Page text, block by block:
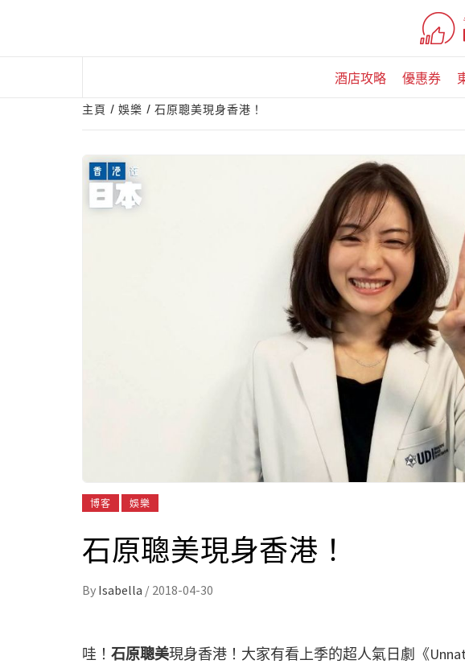
酒店攻略 優惠券
主頁 娛樂 石原聰美現身香港！
博客 娛樂
石原聰美現身香港！
By Isabella / 2018-04-30
哇！ 石原聰美現身香港！大家有看上季的超人氣日劇《